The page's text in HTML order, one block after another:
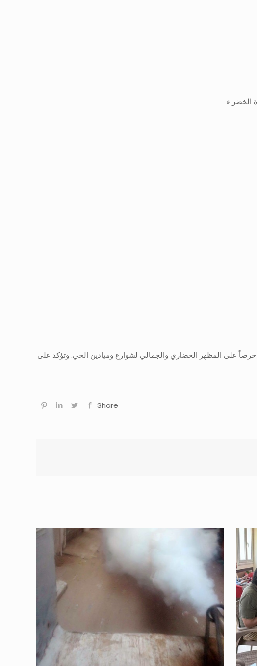
حرصاً على المظهر الحضاري والجمالي لشوارع وميادين الحي. وتؤكد على
Share